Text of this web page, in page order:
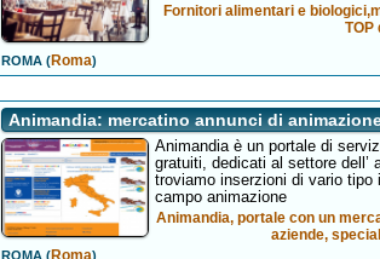
Fornitori alimentari e
TOP
ROMA (Roma)
Animandia: mercatino annunci di
Animandia è un portale di
gratuiti, dedicati al settore dell’
troviamo inserzioni di vario tipo
campo animazione
Animandia, portale con un
aziende,
ROMA (Roma)